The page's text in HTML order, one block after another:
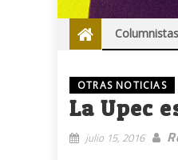
Columnistas
OTRAS NOTICIAS
La Upec
julio 15, 2016